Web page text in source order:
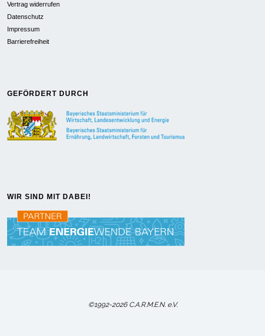
Vertrag widerrufen
Datenschutz
Impressum
Barrierefreiheit
GEFÖRDERT DURCH
WIR SIND MIT DABEI!
©1992-2026 C.A.R.M.E.N. e.V.